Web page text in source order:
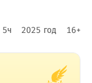
5ч 2025 год 16+